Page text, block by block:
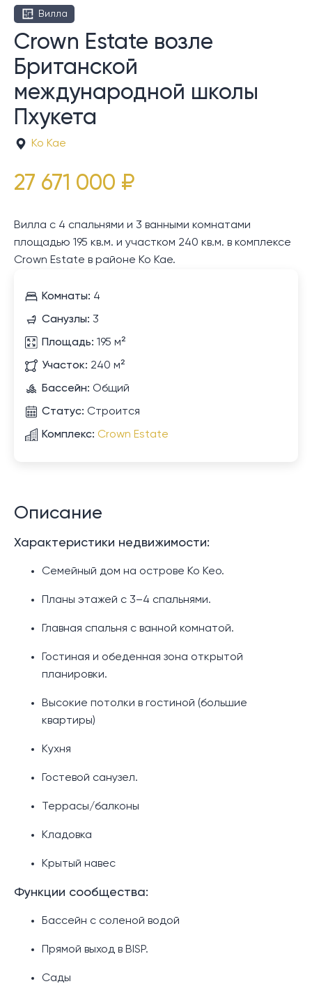
Вилла
Crown Estate возле
Британской
международной школы
Пхукета
Ко Кае
27 671 000 ₽
Вилла с 4 спальнями и 3 ванными комнатами
площадью 195 кв.м. и участком 240 кв.м. в комплексе
Crown Estate в районе Ко Кае.
Комнаты: 4
Санузлы: 3
Площадь: 195 м²
Участок: 240 м²
Бассейн: Общий
Статус: Строится
Комплекс: Crown Estate
Описание
Характеристики недвижимости:
Семейный дом на острове Ко Кео.
Планы этажей с 3–4 спальнями.
Главная спальня с ванной комнатой.
Гостиная и обеденная зона открытой
планировки.
Высокие потолки в гостиной (большие
квартиры)
Кухня
Гостевой санузел.
Террасы/балконы
Кладовка
Крытый навес
Функции сообщества:
Бассейн с соленой водой
Прямой выход в BISP.
Сады